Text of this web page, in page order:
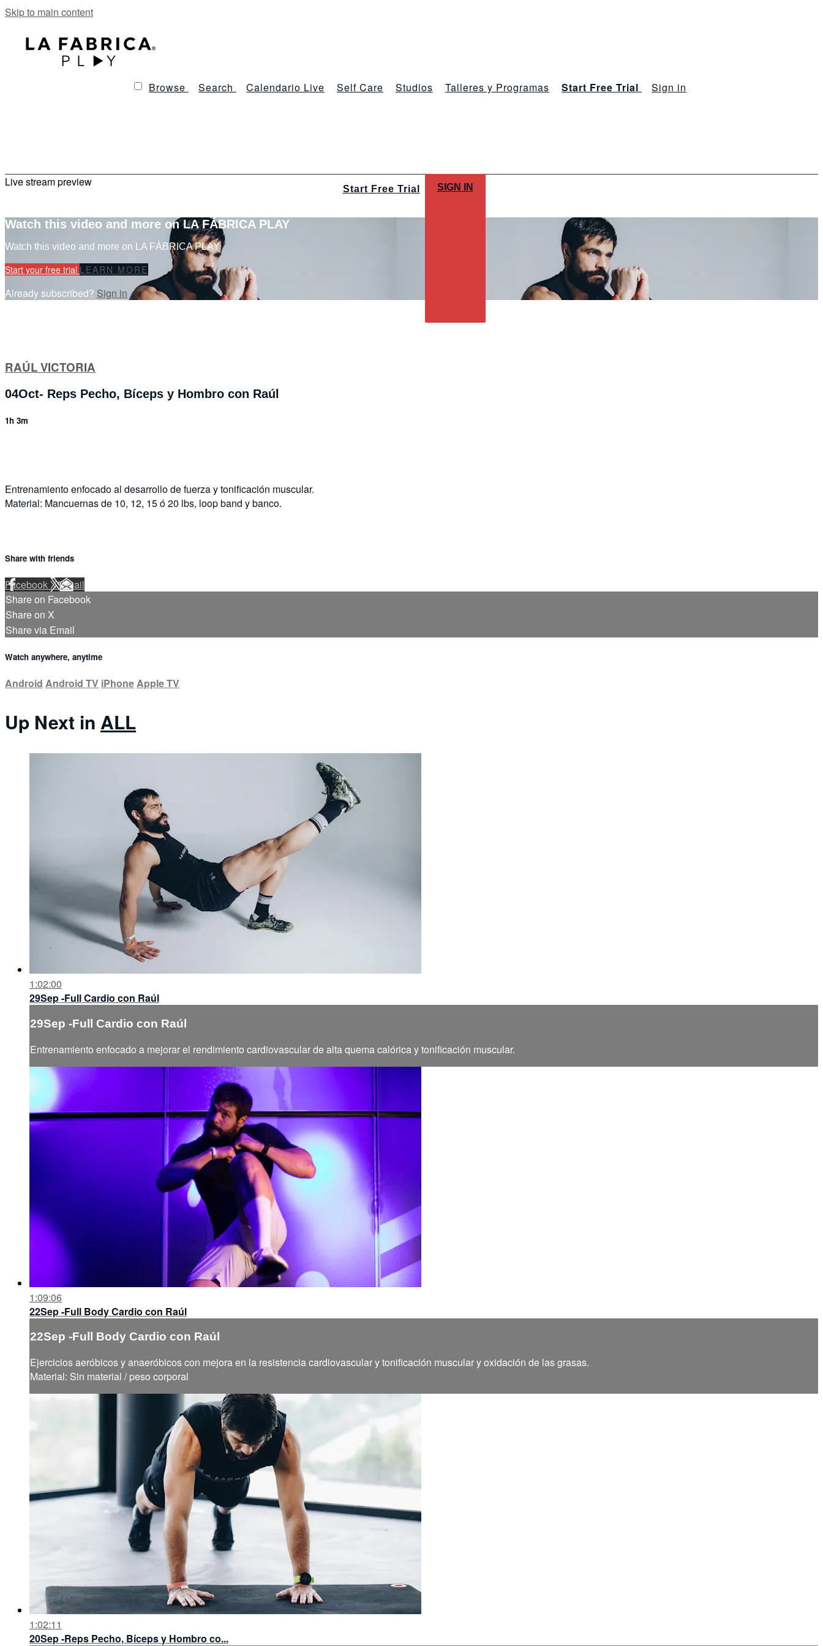
Skip to main content
Browse Search Calendario Live Self Care Studios Talleres y Programas Start Free Trial Sign in
Start Free Trial SIGN IN
Live stream preview
Watch this video and more on LA FÁBRICA PLAY
Watch this video and more on LA FÁBRICA PLAY
Start your free trial LEARN MORE
Already subscribed? Sign in
RAÚL VICTORIA
04Oct- Reps Pecho, Bíceps y Hombro con Raúl
1h 3m
Entrenamiento enfocado al desarrollo de fuerza y tonificación muscular.
Material: Mancuernas de 10, 12, 15 ó 20 lbs, loop band y banco.
Share with friends
FacebookXEmail
Share on Facebook
Share on X
Share via Email
Watch anywhere, anytime
Android Android TV iPhoneApple TV
Up Next in ALL
1:02:00
29Sep -Full Cardio con Raúl
29Sep -Full Cardio con Raúl
Entrenamiento enfocado a mejorar el rendimiento cardiovascular de alta quema calórica y tonificación muscular.
1:09:06
22Sep -Full Body Cardio con Raúl
22Sep -Full Body Cardio con Raúl
Ejercicios aeróbicos y anaeróbicos con mejora en la resistencia cardiovascular y tonificación muscular y oxidación de las grasas.
Material: Sin material / peso corporal
1:02:11
20Sep -Reps Pecho, Bíceps y Hombro co...